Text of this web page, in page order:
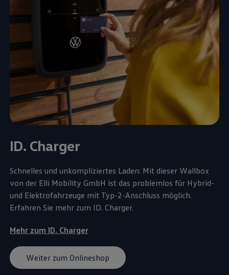
ID. Charger
Schnelles und unkompliziertes Laden: Mit dieser Wallbox
von der Elli Mobility GmbH ist das problemlos für Hybrid-
und Elektrofahrzeuge mit Typ-2-Anschluss möglich.
Erfahren Sie mehr zum ID. Charger.
Mehr zum ID. Charger
Weiter zum Onlineshop